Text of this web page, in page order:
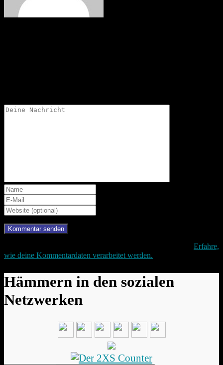
Erfahre,
wie deine Kommentardaten verarbeitet werden.
Hämmern in den sozialen
Netzwerken